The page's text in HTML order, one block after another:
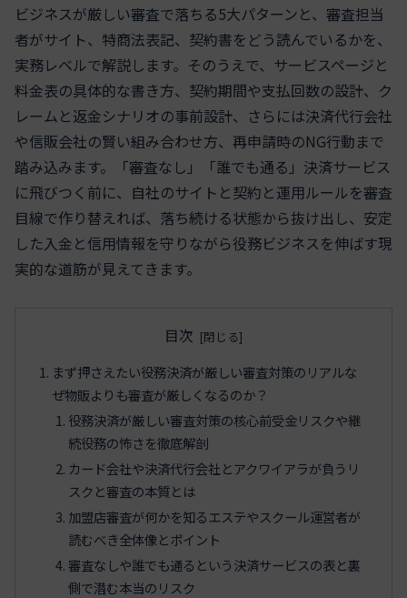
ビジネスが厳しい審査で落ちる5大パターンと、審査担当
者がサイト、特商法表記、契約書をどう読んでいるかを、
実務レベルで解説します。そのうえで、サービスページと
料金表の具体的な書き方、契約期間や支払回数の設計、ク
レームと返金シナリオの事前設計、さらには決済代行会社
や信販会社の賢い組み合わせ方、再申請時のNG行動まで
踏み込みます。「審査なし」「誰でも通る」決済サービス
に飛びつく前に、自社のサイトと契約と運用ルールを審査
目線で作り替えれば、落ち続ける状態から抜け出し、安定
した入金と信用情報を守りながら役務ビジネスを伸ばす現
実的な道筋が見えてきます。
目次
まず押さえたい役務決済が厳しい審査対策のリアルな
ぜ物販よりも審査が厳しくなるのか？
役務決済が厳しい審査対策の核心前受金リスクや継
続役務の怖さを徹底解剖
カード会社や決済代行会社とアクワイアラが負うリ
スクと審査の本質とは
加盟店審査が何かを知るエステやスクール運営者が
読むべき全体像とポイント
審査なしや誰でも通るという決済サービスの表と裏
側で潜む本当のリスク